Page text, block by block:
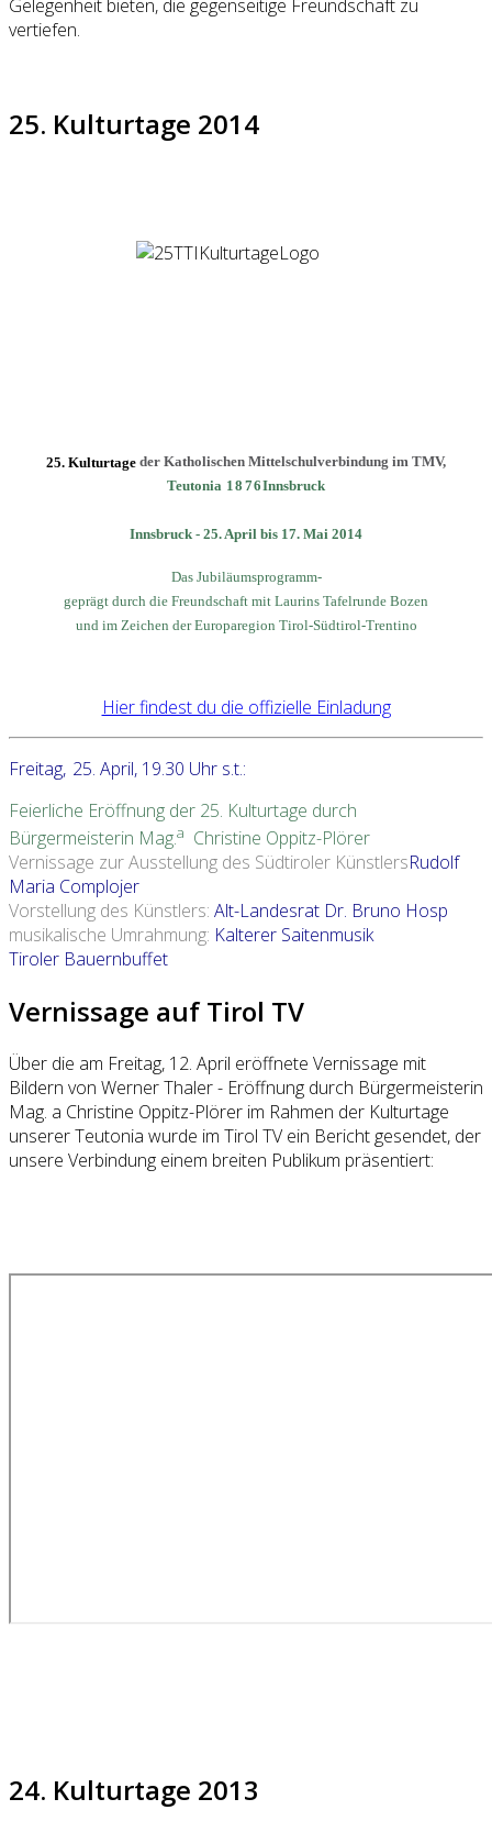
Gelegenheit bieten, die gegenseitige Freundschaft zu
vertiefen.
25. Kulturtage 2014
25. Kulturtage der Katholischen Mittelschulverbindung im TMV,
Teutonia 1876Innsbruck
Innsbruck - 25. April bis 17. Mai 2014
Das Jubiläumsprogramm-
geprägt durch die Freundschaft mit Laurins Tafelrunde Bozen
und im Zeichen der Europaregion Tirol-Südtirol-Trentino
Hier findest du die offizielle Einladung
Freitag, 25. April, 19.30 Uhr s.t.:
Feierliche Eröffnung der 25. Kulturtage durch
Bürgermeisterin Mag.a Christine Oppitz-Plörer
Vernissage zur Ausstellung des Südtiroler KünstlersRudolf
Maria Complojer
Vorstellung des Künstlers: Alt-Landesrat Dr. Bruno Hosp
musikalische Umrahmung: Kalterer Saitenmusik
Tiroler Bauernbuffet
Vernissage auf Tirol TV
Über die am Freitag, 12. April eröffnete Vernissage mit
Bildern von Werner Thaler - Eröffnung durch Bürgermeisterin
Mag. a Christine Oppitz-Plörer im Rahmen der Kulturtage
unserer Teutonia wurde im Tirol TV ein Bericht gesendet, der
unsere Verbindung einem breiten Publikum präsentiert:
24. Kulturtage 2013